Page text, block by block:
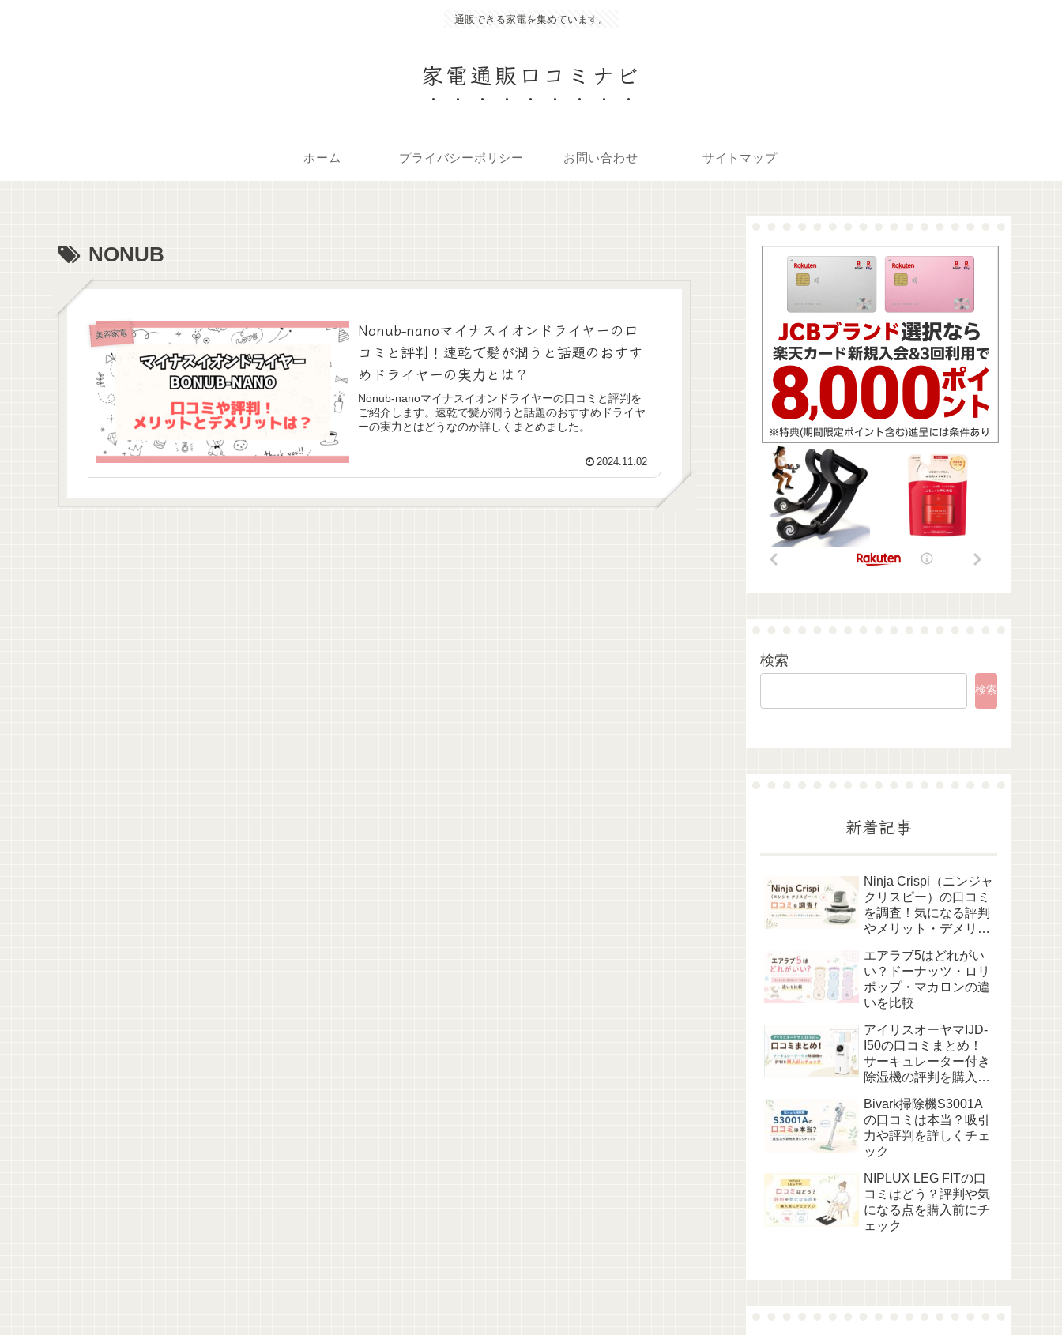
通販できる家電を集めています。
家電通販口コミナビ
ホーム プライバシーポリシー お問い合わせ サイトマップ
NONUB
美容家電
Nonub-nanoマイナスイオンドライヤーの口
コミと評判！速乾で髪が潤うと話題のおすす
めドライヤーの実力とは？
Nonub-nanoマイナスイオンドライヤーの口コミと評判を
ご紹介します。速乾で髪が潤うと話題のおすすめドライヤ
ーの実力とはどうなのか詳しくまとめました。
2024.11.02
検索
検索
新着記事
Ninja Crispi（ニンジャ
クリスピー）の口コミ
を調査！気になる評判
やメリット・デメリッ
エアラブ5はどれがい
い？ドーナッツ・ロリ
ポップ・マカロンの違
いを比較
アイリスオーヤマIJD-
I50の口コミまとめ！
サーキュレーター付き
除湿機の評判を購入前
Bivark掃除機S3001A
の口コミは本当？吸引
力や評判を詳しくチェ
ック
NIPLUX LEG FITの口
コミはどう？評判や気
になる点を購入前にチ
ェック